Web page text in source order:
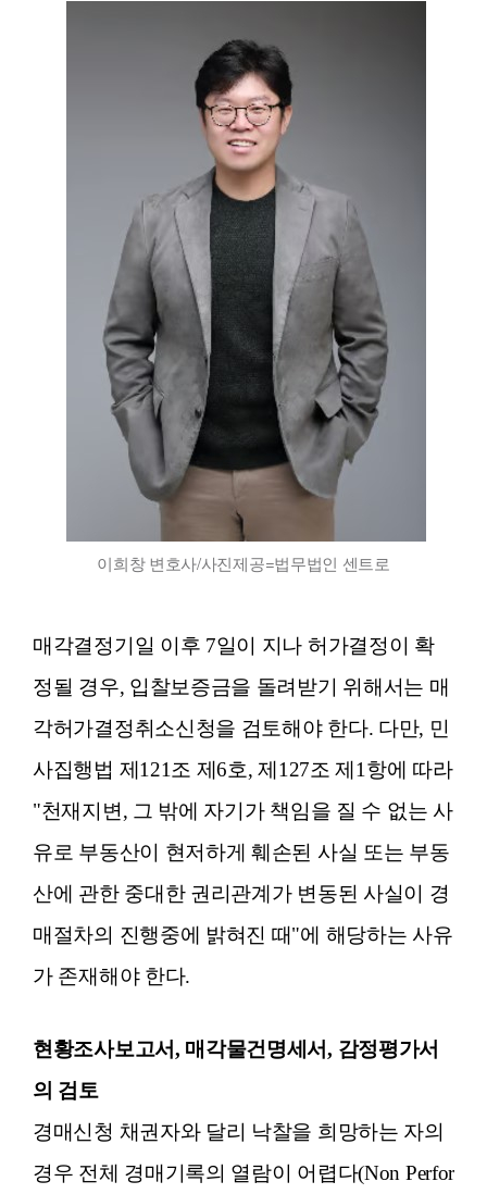
이희창 변호사/사진제공=법무법인 센트로
매각결정기일 이후 7일이 지나 허가결정이 확
정될 경우, 입찰보증금을 돌려받기 위해서는 매
각허가결정취소신청을 검토해야 한다. 다만, 민
사집행법 제121조 제6호, 제127조 제1항에 따라
"천재지변, 그 밖에 자기가 책임을 질 수 없는 사
유로 부동산이 현저하게 훼손된 사실 또는 부동
산에 관한 중대한 권리관계가 변동된 사실이 경
매절차의 진행중에 밝혀진 때"에 해당하는 사유
가 존재해야 한다.
현황조사보고서, 매각물건명세서, 감정평가서
의 검토
경매신청 채권자와 달리 낙찰을 희망하는 자의
경우 전체 경매기록의 열람이 어렵다(Non Perfor